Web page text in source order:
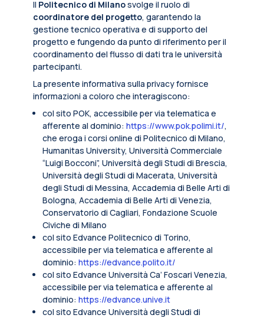
Il Politecnico di Milanosvolge il ruolo di
coordinatore del progetto, garantendo la
gestione tecnico operativa e di supporto del
progetto e fungendo da punto di riferimento per il
coordinamento del flusso di dati tra le università
partecipanti.
La presente informativa sulla privacy fornisce
informazioni a coloro che interagiscono:
col sito POK, accessibile per via telematica e
afferente al dominio: https://www.pok.polimi.it/,
che eroga i corsi online di Politecnico di Milano,
Humanitas University, Università Commerciale
“Luigi Bocconi”, Università degli Studi di Brescia,
Università degli Studi di Macerata, Università
degli Studi di Messina, Accademia di Belle Arti di
Bologna, Accademia di Belle Arti di Venezia,
Conservatorio di Cagliari, Fondazione Scuole
Civiche di Milano
col sito Edvance Politecnico di Torino,
accessibile per via telematica e afferente al
dominio: https://edvance.polito.it/
col sito Edvance Università Ca’ Foscari Venezia,
accessibile per via telematica e afferente al
dominio: https://edvance.unive.it
col sito Edvance Università degli Studi di